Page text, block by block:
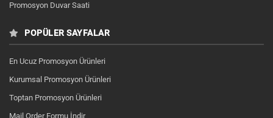
Promosyon Duvar Saati
POPÜLER SAYFALAR
En Ucuz Promosyon Ürünleri
Kurumsal Promosyon Ürünleri
Toptan Promosyon Ürünleri
Mail Order Formu İndir